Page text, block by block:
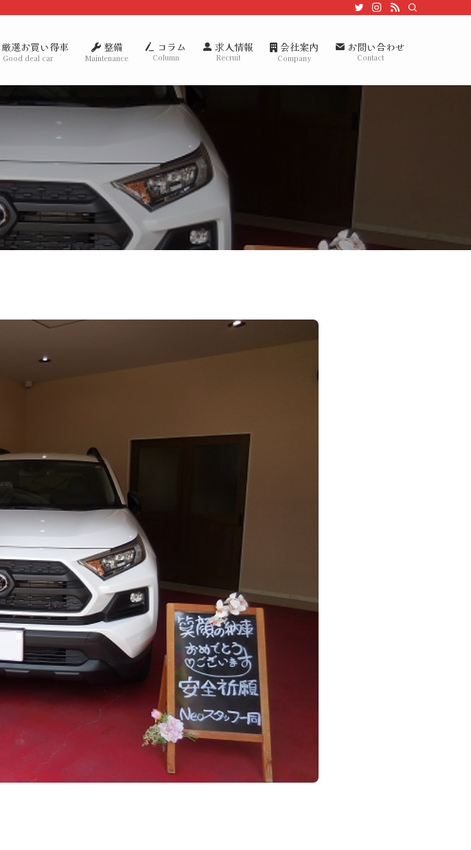
厳選お買い得車
Good deal car
整備
Maintenance
コラム
Column
求人情報
Recruit
会社案内
Company
お問い合わせ
Contact